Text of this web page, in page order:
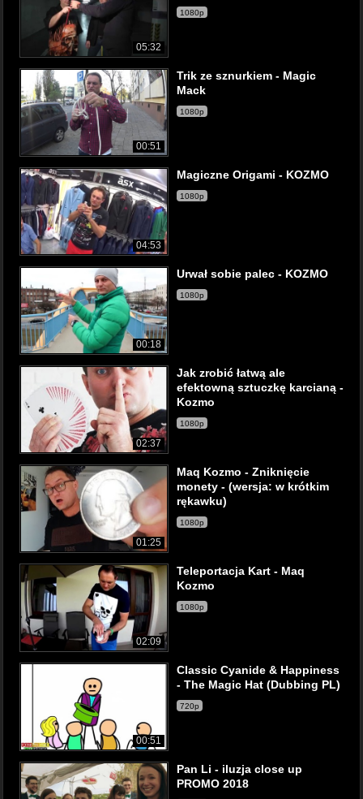
05:32
1080p
00:51
Trik ze sznurkiem - Magic
Mack
1080p
04:53
Magiczne Origami - KOZMO
1080p
00:18
Urwał sobie palec - KOZMO
1080p
02:37
Jak zrobić łatwą ale
efektowną sztuczkę karcianą -
Kozmo
1080p
01:25
Maq Kozmo - Zniknięcie
monety - (wersja: w krótkim
rękawku)
1080p
02:09
Teleportacja Kart - Maq
Kozmo
1080p
00:51
Classic Cyanide & Happiness
- The Magic Hat (Dubbing PL)
720p
Pan Li - iluzja close up
PROMO 2018